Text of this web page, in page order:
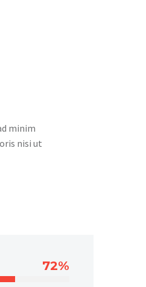
minim
nisi ut
72%